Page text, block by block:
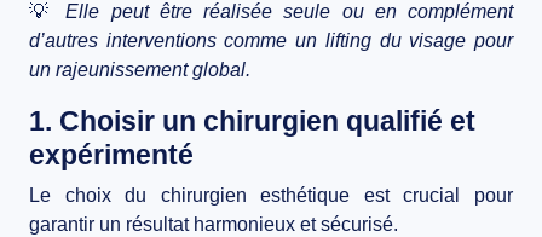
💡Elle peut être réalisée seule ou en complément
d’autres interventions comme un lifting du visage pour
un rajeunissement global.
1. Choisir un chirurgien qualifié et
expérimenté
Le choix du chirurgien esthétique est crucial pour
garantir un résultat harmonieux et sécurisé.